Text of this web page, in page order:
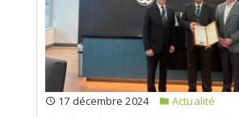
17 décembre 2024
Actualité